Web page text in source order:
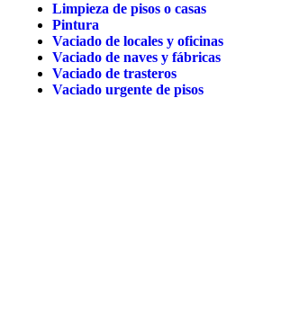
Limpieza de pisos o casas
Pintura
Vaciado de locales y oficinas
Vaciado de naves y fábricas
Vaciado de trasteros
Vaciado urgente de pisos